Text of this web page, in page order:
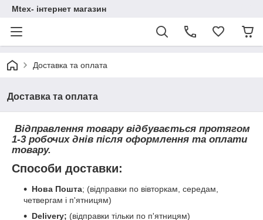
Mtex- інтернет магазин
Доставка та оплата
Доставка та оплата
Відправлення товару відбувається протягом
1-3 робочих днів після оформлення та оплати
товару.
Способи доставки:
Нова Пошта; (відправки по вівторкам, середам,
четвергам і п'ятницям)
Delivery; (відправки тільки по п'ятницям)